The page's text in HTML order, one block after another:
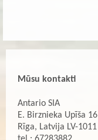
Mūsu kontakti
Antario SIA
E. Birznieka Upīša 16
Rīga, Latvija LV-1011